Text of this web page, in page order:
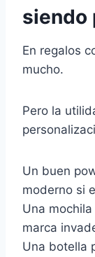
siendo
En regalos
mucho.
Pero la
Un buen
moderno si
Una
marca
Una botella